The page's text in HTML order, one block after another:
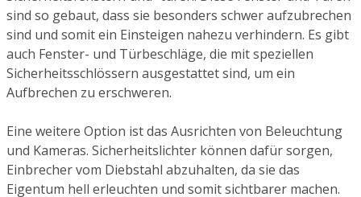
sind so gebaut, dass sie besonders schwer aufzubrechen
sind und somit ein Einsteigen nahezu verhindern. Es gibt
auch Fenster- und Türbeschläge, die mit speziellen
Sicherheitsschlössern ausgestattet sind, um ein
Aufbrechen zu erschweren.
Eine weitere Option ist das Ausrichten von Beleuchtung
und Kameras. Sicherheitslichter können dafür sorgen,
Einbrecher vom Diebstahl abzuhalten, da sie das
Eigentum hell erleuchten und somit sichtbarer machen.